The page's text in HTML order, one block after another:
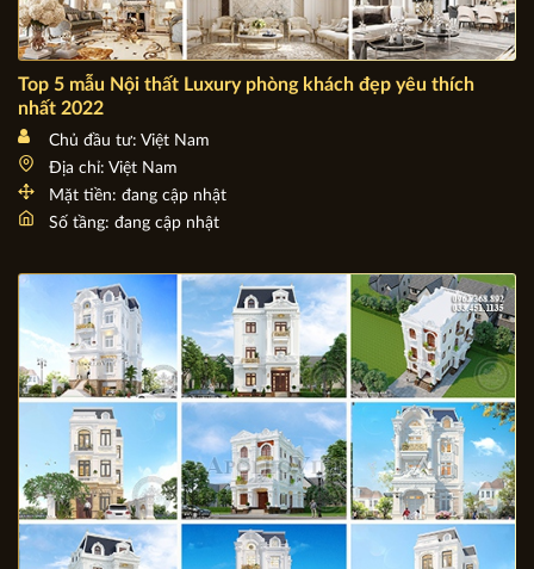
Top 5 mẫu Nội thất Luxury phòng khách đẹp yêu thích
nhất 2022
Mặt tiền: đang cập nhật
Số tầng: đang cập nhật